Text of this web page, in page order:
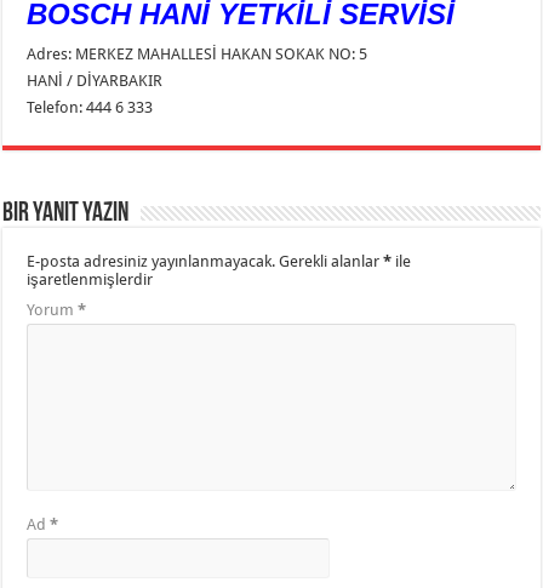
BOSCH HANİ YETKİLİ SERVİSİ
Adres: MERKEZ MAHALLESİ HAKAN SOKAK NO: 5
HANİ / DİYARBAKIR
Telefon: 444 6 333
Bir yanıt yazın
E-posta adresiniz yayınlanmayacak. Gerekli alanlar* ile
işaretlenmişlerdir
Yorum*
Ad*